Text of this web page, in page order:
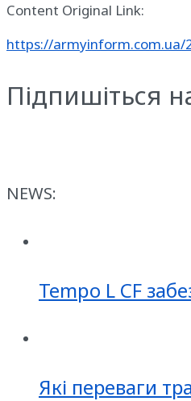
Content Original Link:
https://armyinform.com.ua/
Підпишіться
NEWS:
Tempo L CF
Які переваги